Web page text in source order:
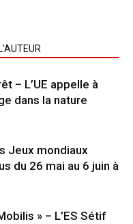
– L’UE appelle à
dans la nature
Jeux mondiaux
du 26 mai au 6 juin à
» – L’ES Sétif